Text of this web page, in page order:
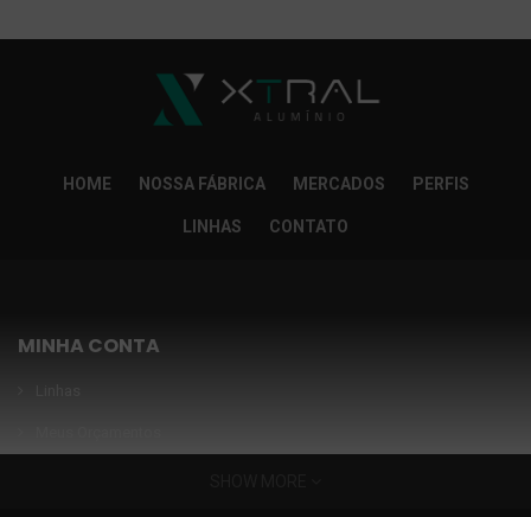
HOME NOSSA FÁBRICA MERCADOS PERFIS
LINHAS CONTATO
MINHA CONTA